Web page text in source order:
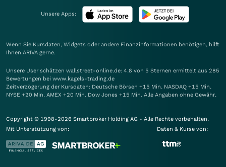
Unsere Apps:
Wenn Sie Kursdaten, Widgets oder andere Finanzinformationen benötigen, hilft
Ihnen ARIVA gerne.
Unsere User schätzen wallstreet-online.de: 4.8 von 5 Sternen ermittelt aus 285
Bewertungen bei www.kagels-trading.de
Zeitverzögerung der Kursdaten: Deutsche Börsen +15 Min. NASDAQ +15 Min.
NYSE +20 Min. AMEX +20 Min. Dow Jones +15 Min. Alle Angaben ohne Gewähr.
Copyright © 1998-2026 Smartbroker Holding AG - Alle Rechte vorbehalten.
Mit Unterstützung von:
Daten & Kurse von: